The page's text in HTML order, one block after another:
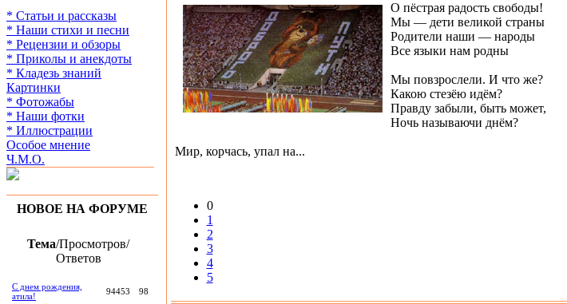
* Статьи и рассказы
* Наши стихи и песни
* Рецензии и обзоры
* Приколы и анекдоты
* Кладезь знаний
Картинки
* Фотожабы
* Наши фотки
* Иллюстрации
Особое мнение
Ч.М.О.
НОВОЕ НА ФОРУМЕ
Тема/Просмотров/
Ответов
С днем рождения,
атила!
94453
98
О пёстрая радость свободы!
Мы — дети великой страны
Родители наши — народы
Все языки нам родны
Мы повзрослели. И что же?
Какою стезёю идём?
Правду забыли, быть может,
Ночь называючи днём?
Мир, корчась, упал на...
0
1
2
3
4
5